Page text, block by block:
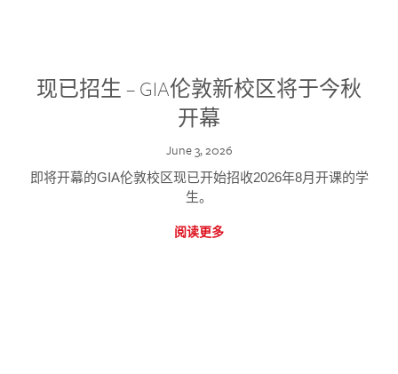
现已招生 – GIA伦敦新校区将于今秋
开幕
June 3, 2026
即将开幕的GIA伦敦校区现已开始招收2026年8月开课的学
生。
阅读更多